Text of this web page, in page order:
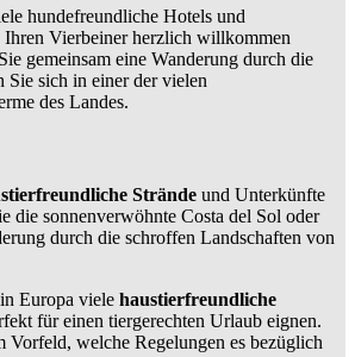
hundefreundliche Hotels und
Vierbeiner herzlich willkommen
gemeinsam eine Wanderung durch die
Sie sich in einer der vielen
des Landes.
Strände und Unterkünfte
die sonnenverwöhnte Costa del Sol oder
durch die schroffen Landschaften von
Europa viele haustierfreundliche
für einen tiergerechten Urlaub eignen.
Vorfeld, welche Regelungen es bezüglich